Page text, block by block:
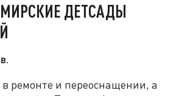
ДЕТСАДЫ
ремонте и переоснащении, а